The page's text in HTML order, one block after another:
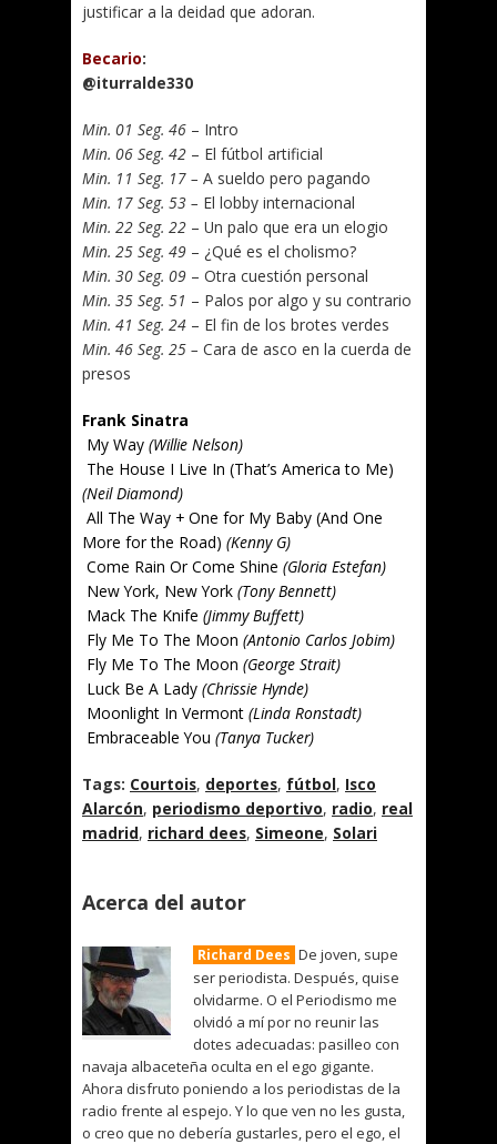
justificar a la deidad que adoran.
Becario:
@iturralde330
Min. 01 Seg. 46 – Intro
Min. 06 Seg. 42 – El fútbol artificial
Min. 11 Seg. 17 – A sueldo pero pagando
Min. 17 Seg. 53 – El lobby internacional
Min. 22 Seg. 22 – Un palo que era un elogio
Min. 25 Seg. 49 – ¿Qué es el cholismo?
Min. 30 Seg. 09 – Otra cuestión personal
Min. 35 Seg. 51 – Palos por algo y su contrario
Min. 41 Seg. 24 – El fin de los brotes verdes
Min. 46 Seg. 25 – Cara de asco en la cuerda de
presos
Frank Sinatra
My Way (Willie Nelson)
The House I Live In (That’s America to Me)
(Neil Diamond)
All The Way + One for My Baby (And One
More for the Road) (Kenny G)
Come Rain Or Come Shine (Gloria Estefan)
New York, New York (Tony Bennett)
Mack The Knife (Jimmy Buffett)
Fly Me To The Moon (Antonio Carlos Jobim)
Fly Me To The Moon (George Strait)
Luck Be A Lady (Chrissie Hynde)
Moonlight In Vermont (Linda Ronstadt)
Embraceable You (Tanya Tucker)
Tags: Courtois, deportes, fútbol, Isco
Alarcón, periodismo deportivo, radio, real
madrid, richard dees, Simeone, Solari
Acerca del autor
Richard Dees De joven, supe
ser periodista. Después, quise
olvidarme. O el Periodismo me
olvidó a mí por no reunir las
dotes adecuadas: pasilleo con
navaja albaceteña oculta en el ego gigante.
Ahora disfruto poniendo a los periodistas de la
radio frente al espejo. Y lo que ven no les gusta,
o creo que no debería gustarles, pero el ego, el